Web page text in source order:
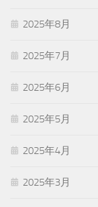
2025年8月
2025年7月
2025年6月
2025年5月
2025年4月
2025年3月